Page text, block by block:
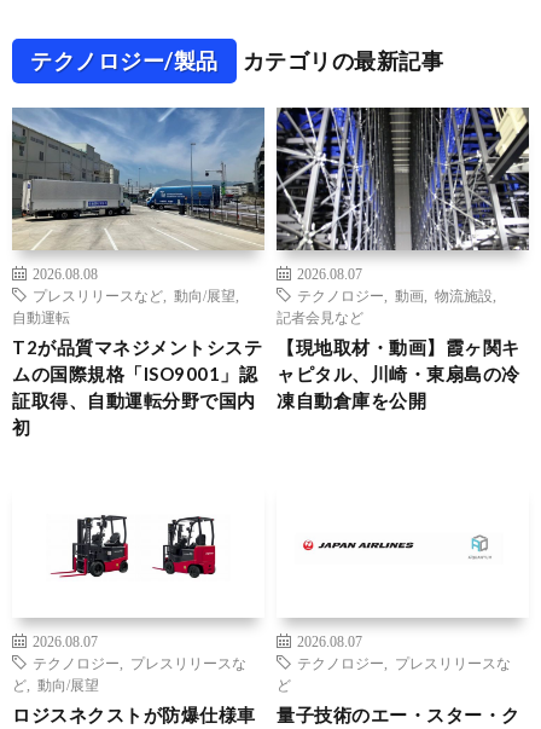
テクノロジー/製品 カテゴリの最新記事
2026.08.08
プレスリリースなど
動向/展望
自動運転
T2が品質マネジメントシステ
ムの国際規格「ISO9001」認
証取得、自動運転分野で国内
初
2026.08.07
テクノロジー
動画 物流施設
記者会見など
【現地取材・動画】霞ヶ関キ
ャピタル、川崎・東扇島の冷
凍自動倉庫を公開
2026.08.07
テクノロジー
プレスリリースな
ど
動向/展望
ロジスネクストが防爆仕様車
2026.08.07
テクノロジー
プレスリリースな
ど
量子技術のエー・スター・ク